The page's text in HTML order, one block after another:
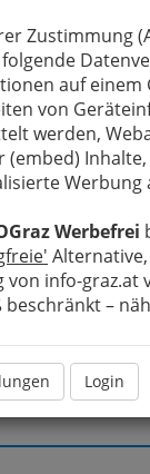
Zustimmung
auf einem
von
werden,
(embed)
Werbung
Werbefrei
von info-
beschränkt –
Login
bewahren,
Ihre
Meine